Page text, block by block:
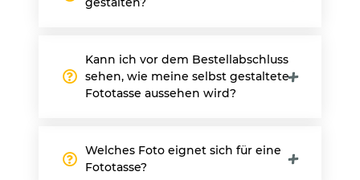
Kann ich vor dem Bestellabschluss
sehen, wie meine selbst gestaltete
Fototasse aussehen wird?
Welches Foto eignet sich für eine
Fototasse?